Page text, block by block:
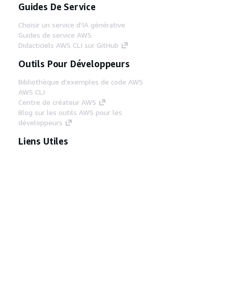
Guides De Service
Choisir un service d'IA générative
Guides de service AWS
Didacticiels AWS CLI sur GitHub
Outils Pour Développeurs
Bibliothèque d'exemples de code AWS
AWS CLI
Centre de créateur AWS
Blog sur les outils AWS pour les
développeurs
Liens Utiles